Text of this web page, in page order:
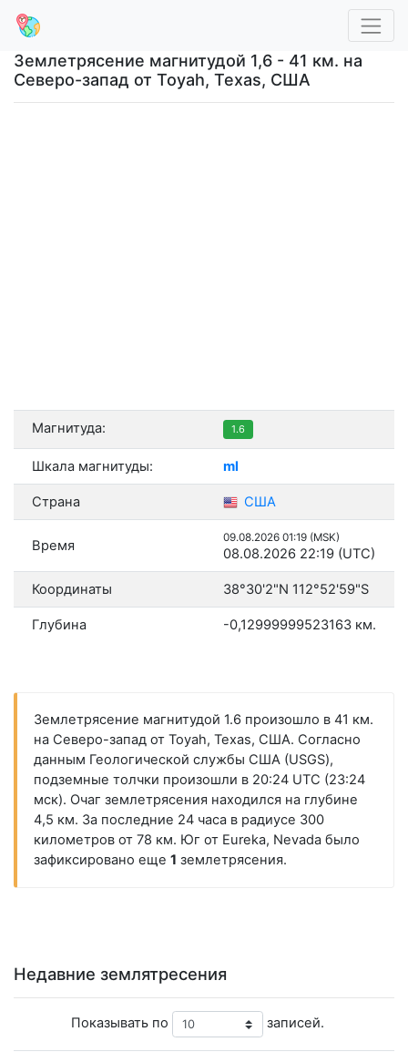
Землетрясение магнитудой 1,6 - 41 км. на
Северо-запад от Toyah, Texas, США
Магнитуда: 1.6
Шкала магнитуды: ml
Страна США
Время 09.08.2026 01:19 (MSK)
08.08.2026 22:19 (UTC)
Координаты 38°30'2"N 112°52'59"S
Глубина -0,12999999523163 км.
Землетрясение магнитудой 1.6 произошло в 41 км.
на Северо-запад от Toyah, Texas, США. Согласно
данным Геологической службы США (USGS),
подземные толчки произошли в 20:24 UTC (23:24
мск). Очаг землетрясения находился на глубине
4,5 км. За последние 24 часа в радиусе 300
километров от 78 км. Юг от Eureka, Nevada было
зафиксировано еще 1 землетрясения.
Недавние землятресения
Показывать по записей.